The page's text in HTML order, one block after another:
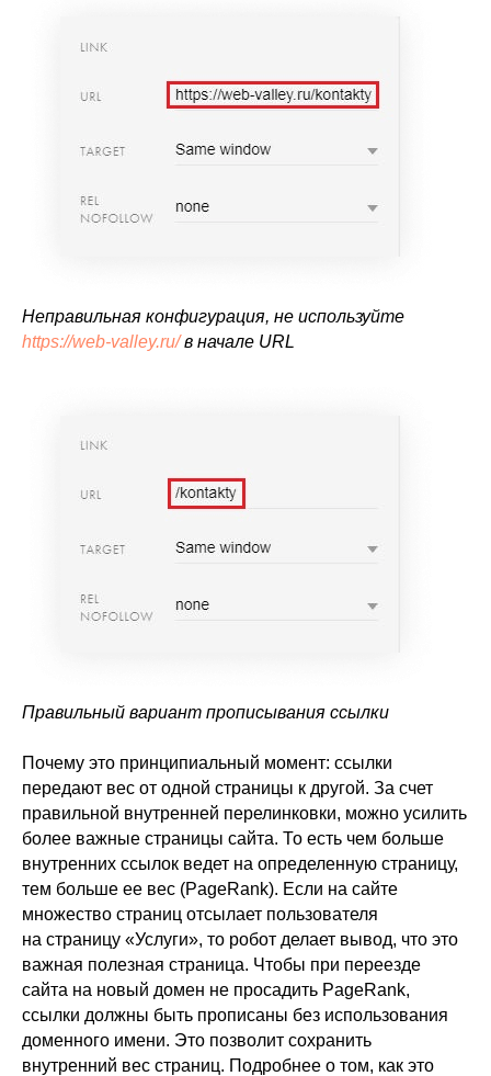
Неправильная конфигурация, не используйте
https://web-valley.ru/в начале URL
Правильный вариант прописывания ссылки
Почему это принципиальный момент: ссылки
передают вес от одной страницы к другой. За счет
правильной внутренней перелинковки, можно усилить
более важные страницы сайта. То есть чем больше
внутренних ссылок ведет на определенную страницу,
тем больше ее вес (PageRank). Если на сайте
множество страниц отсылает пользователя
на страницу «Услуги», то робот делает вывод, что это
важная полезная страница. Чтобы при переезде
сайта на новый домен не просадить PageRank,
ссылки должны быть прописаны без использования
доменного имени. Это позволит сохранить
внутренний вес страниц. Подробнее о том, как это